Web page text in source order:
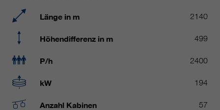
Länge in m 2140
Höhendifferenz in m 499
P/h 2400
kW 194
Anzahl Kabinen 57
gewählten Cookie-Einstellungen.
Zweck
Analytics verwendet, um
Nutzungsinformationen zu
von Google Analytics unter